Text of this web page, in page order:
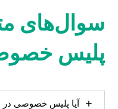
سوال‌های
پلیس
آیا پلیس خصوصی